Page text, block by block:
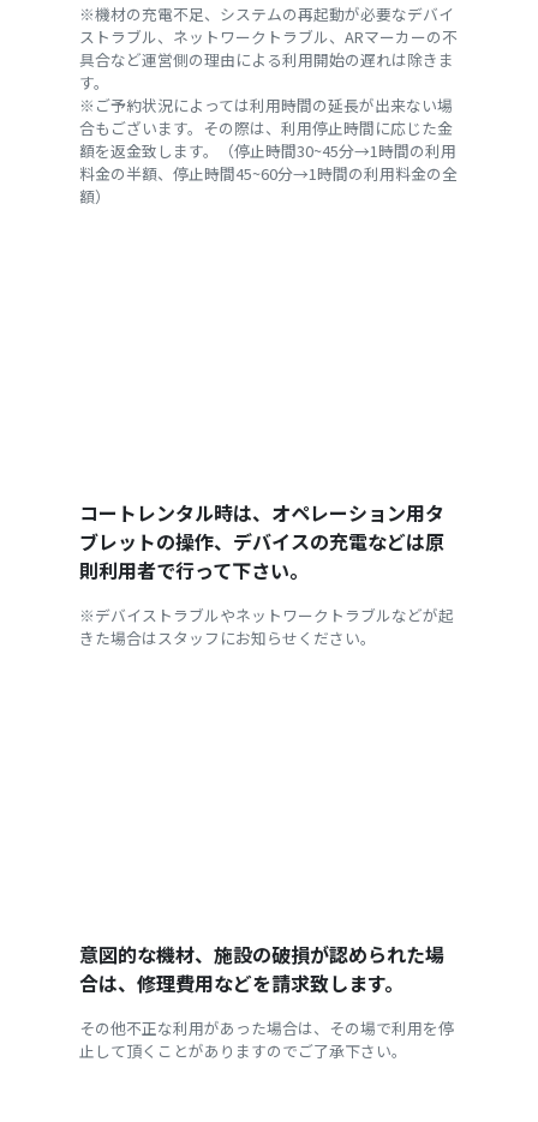
※機材の充電不足、システムの再起動が必要なデバイ
ストラブル、ネットワークトラブル、ARマーカーの不
具合など運営側の理由による利用開始の遅れは除きま
す。
※ご予約状況によっては利用時間の延長が出来ない場
合もございます。その際は、利用停止時間に応じた金
額を返金致します。（停止時間30~45分→1時間の利用
料金の半額、停止時間45~60分→1時間の利用料金の全
額）
コートレンタル時は、オペレーション用タ
ブレットの操作、デバイスの充電などは原
則利用者で行って下さい。
※デバイストラブルやネットワークトラブルなどが起
きた場合はスタッフにお知らせください。
意図的な機材、施設の破損が認められた場
合は、修理費用などを請求致します。
その他不正な利用があった場合は、その場で利用を停
止して頂くことがありますのでご了承下さい。